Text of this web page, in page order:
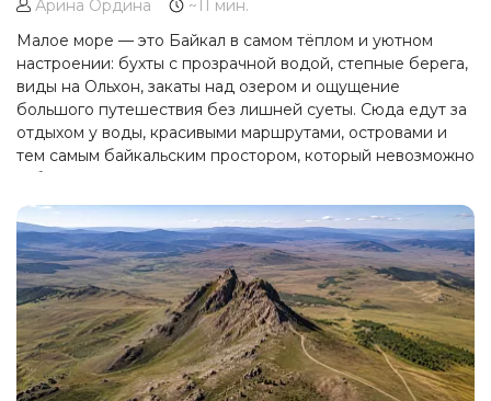
Арина Ордина
~11 мин.
Малое море — это Байкал в самом тёплом и уютном
настроении: бухты с прозрачной водой, степные берега,
виды на Ольхон, закаты над озером и ощущение
большого путешествия без лишней суеты. Сюда едут за
отдыхом у воды, красивыми маршрутами, островами и
тем самым байкальским простором, который невозможно
забыть.